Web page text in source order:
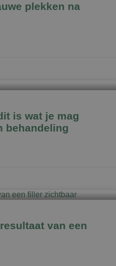
plekken na
is wat je mag
behandeling
van een
Ltd.
kliniekhetbolwerk.nl